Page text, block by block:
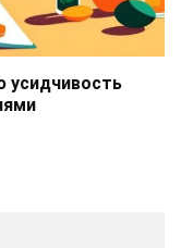
усидчивость